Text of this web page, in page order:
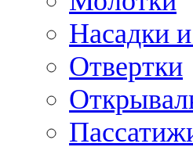
Насадки
Отвертки